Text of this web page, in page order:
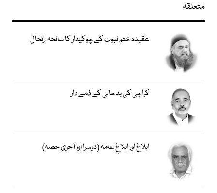
متعلقہ
عقیدہ ختم نبوت کے چوکیدار کا سانحہ ارتحال
کراچی کی بدحالی کے ذمے دار
ابلاغ اور ابلاغِ عامہ (دوسرا اور آخری حصہ)